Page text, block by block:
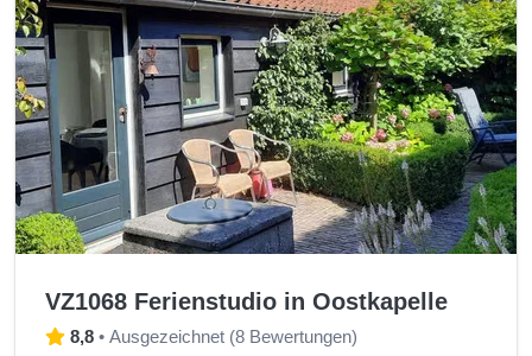
VZ1068 Ferienstudio in Oostkapelle
8,8 • Ausgezeichnet (8 Bewertungen)